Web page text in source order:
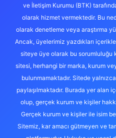
ve İletişim Kurumu (BTK)
olarak hizmet vermektedir. Bu
olarak denetleme veya araştırma
Ancak, üyelerimiz yazdıkları
siteye üye olarak bu sorumluluğu
sitesi, herhangi bir marka, kurum
bulunmamaktadır. Sitede
paylaşılmaktadır. Burada yer alan
olup, gerçek kurum ve kişiler
Gerçek kurum ve kişiler ile isim
Sitemiz, kar amacı gütmeyen ve